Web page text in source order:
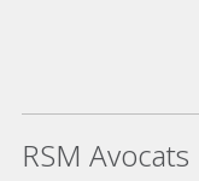
RSM Avocats